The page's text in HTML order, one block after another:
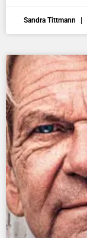
Sandra Tittmann